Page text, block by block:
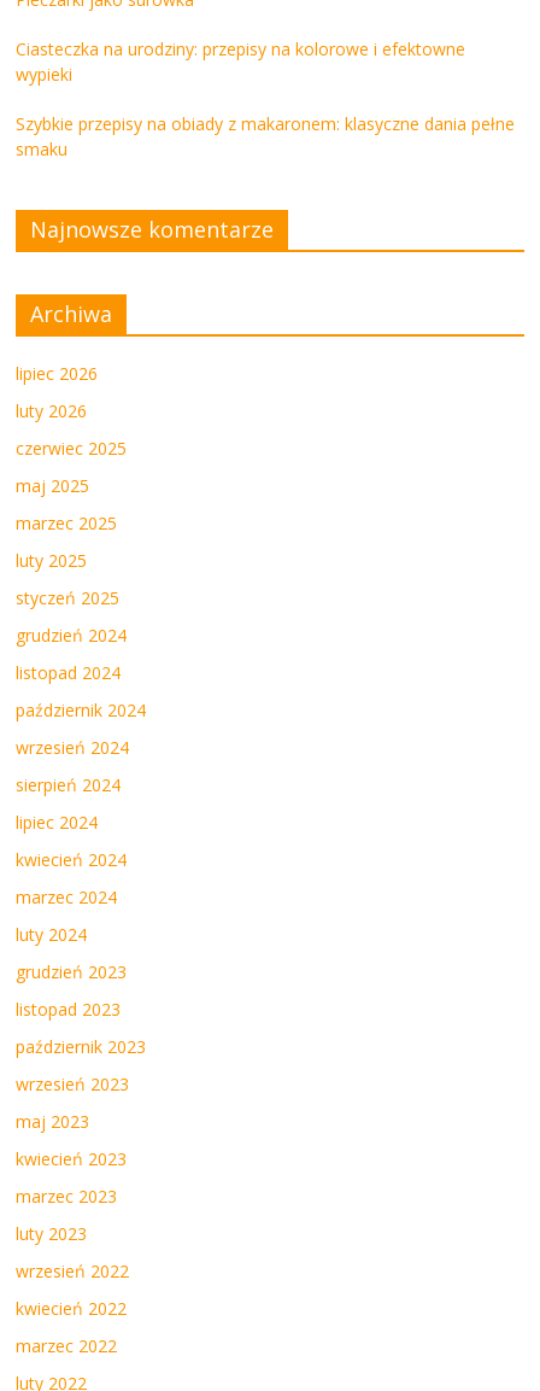
Ciasteczka na urodziny: przepisy na kolorowe i efektowne
wypieki
Szybkie przepisy na obiady z makaronem: klasyczne dania pełne
smaku
Najnowsze komentarze
Archiwa
lipiec 2026
luty 2026
czerwiec 2025
maj 2025
marzec 2025
luty 2025
styczeń 2025
grudzień 2024
listopad 2024
październik 2024
wrzesień 2024
sierpień 2024
lipiec 2024
kwiecień 2024
marzec 2024
luty 2024
grudzień 2023
listopad 2023
październik 2023
wrzesień 2023
maj 2023
kwiecień 2023
marzec 2023
luty 2023
wrzesień 2022
kwiecień 2022
marzec 2022
luty 2022